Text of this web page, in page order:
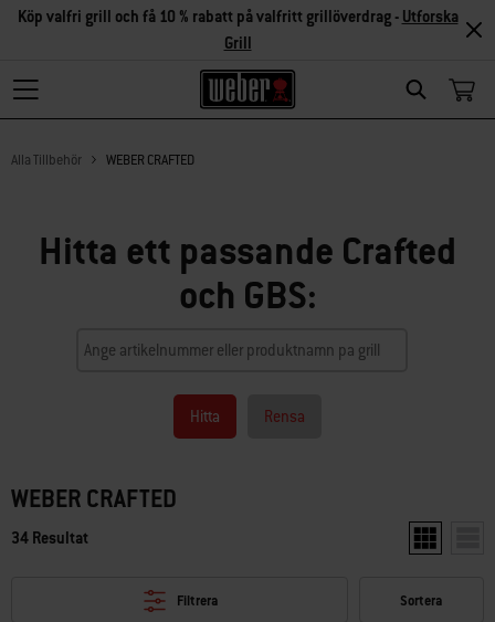
Search
Köp valfri grill och få 10 % rabatt på valfritt grillöverdrag - Utforska
Grill
Alla Tillbehör WEBER CRAFTED
Hitta ett passande Crafted
och GBS:
Hitta Rensa
WEBER CRAFTED
34 Resultat Visa två
Filtrera Sortera